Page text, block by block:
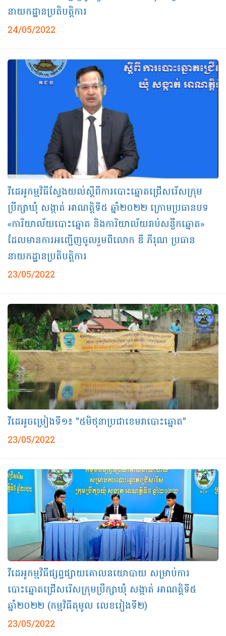
នាយកដ្ឋានប្រតិបត្តិការ
24/05/2022
វីដេអូកម្មវិធីស្វែងយល់ស្ដីពីការបោះឆ្នោតជ្រើសរើសក្រុម
ប្រឹក្សាឃុំ សង្កាត់ អាណត្តិទី៥ ឆ្នាំ២០២២ ក្រោមប្រធានបទ
«ការិយាល័យបោះឆ្នោត និងការិយាល័យរាប់សន្លឹកឆ្នោត»
ដែលមានការអញ្ជើញចូលរួមពីលោក ឌី ភីរុណ ប្រធាន
នាយកដ្ឋានប្រតិបត្តិការ
23/05/2022
វីដេអូចម្រៀងទី១៖ "៥មិថុនាប្រជាខេមរាបោះឆ្នោត"
23/05/2022
វីដេអូកម្មវិធីផ្សព្វផ្សាយគោលនយោបាយ សម្រាប់ការ
បោះឆ្នោតជ្រើសរើសក្រុមប្រឹក្សាឃុំ សង្កាត់ អាណត្តិទី៥
ឆ្នាំ២០២២ (កម្មវិធីតុមូល លេខរៀងទី២)
23/05/2022